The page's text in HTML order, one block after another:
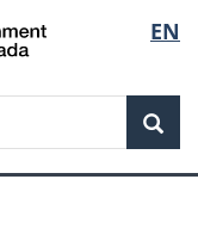
de
la
EN